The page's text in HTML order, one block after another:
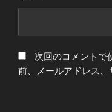
次回のコメントで
前、メールアドレス、